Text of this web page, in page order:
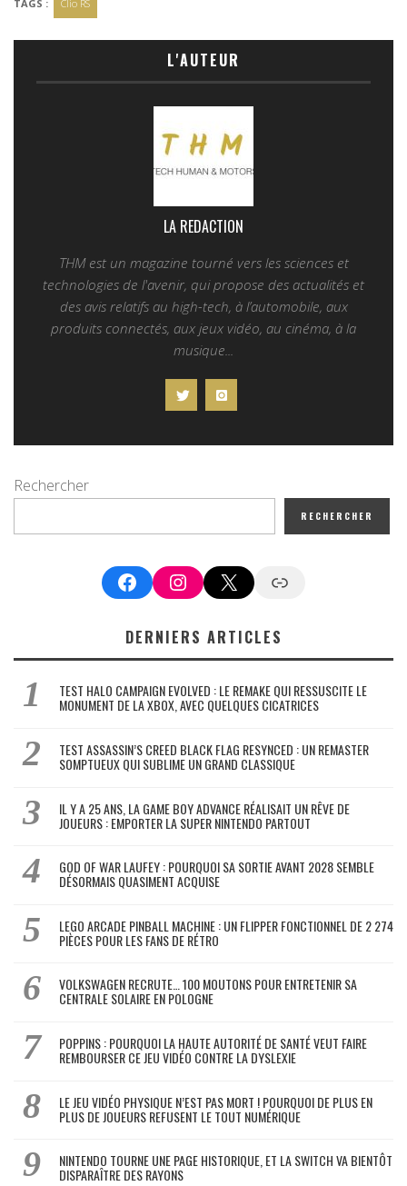
TAGS : Clio RS
L'AUTEUR
LA REDACTION
THM est un magazine tourné vers les sciences et
technologies de l'avenir, qui propose des actualités et
des avis relatifs au high-tech, à l’automobile, aux
produits connectés, aux jeux vidéo, au cinéma, à la
musique...
Rechercher
RECHERCHER
FacebookInstagram
X Google News
DERNIERS ARTICLES
TEST HALO CAMPAIGN EVOLVED : LE REMAKE QUI RESSUSCITE LE
MONUMENT DE LA XBOX, AVEC QUELQUES CICATRICES
TEST ASSASSIN’S CREED BLACK FLAG RESYNCED : UN REMASTER
SOMPTUEUX QUI SUBLIME UN GRAND CLASSIQUE
IL Y A 25 ANS, LA GAME BOY ADVANCE RÉALISAIT UN RÊVE DE
JOUEURS : EMPORTER LA SUPER NINTENDO PARTOUT
GOD OF WAR LAUFEY : POURQUOI SA SORTIE AVANT 2028 SEMBLE
DÉSORMAIS QUASIMENT ACQUISE
LEGO ARCADE PINBALL MACHINE : UN FLIPPER FONCTIONNEL DE 2 274
PIÈCES POUR LES FANS DE RÉTRO
VOLKSWAGEN RECRUTE… 100 MOUTONS POUR ENTRETENIR SA
CENTRALE SOLAIRE EN POLOGNE
POPPINS : POURQUOI LA HAUTE AUTORITÉ DE SANTÉ VEUT FAIRE
REMBOURSER CE JEU VIDÉO CONTRE LA DYSLEXIE
LE JEU VIDÉO PHYSIQUE N’EST PAS MORT ! POURQUOI DE PLUS EN
PLUS DE JOUEURS REFUSENT LE TOUT NUMÉRIQUE
NINTENDO TOURNE UNE PAGE HISTORIQUE, ET LA SWITCH VA BIENTÔT
DISPARAÎTRE DES RAYONS